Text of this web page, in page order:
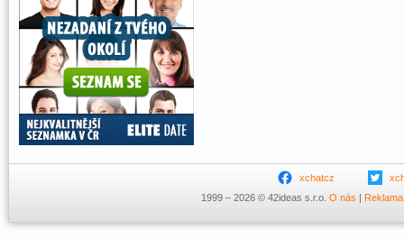
xchatcz
1999 – 2026 © 42ideas s.r.o. O nás | Reklama